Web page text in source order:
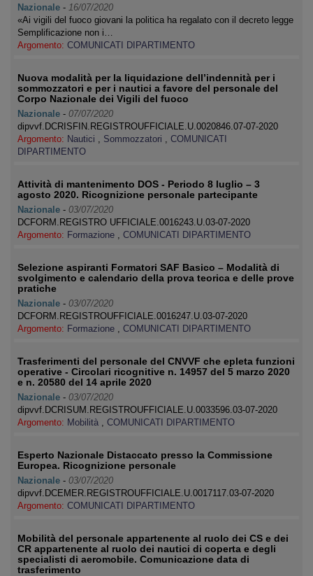
Nazionale - 16/07/2020
«Ai vigili del fuoco giovani la politica ha regalato con il decreto legge
Semplificazione non i…
Argomento: COMUNICATI DIPARTIMENTO
Nuova modalità per la liquidazione dell’indennità per i
sommozzatori e per i nautici a favore del personale del
Corpo Nazionale dei Vigili del fuoco
Nazionale - 07/07/2020
dipvvf.DCRISFIN.REGISTROUFFICIALE.U.0020846.07-07-2020
Argomento: Nautici , Sommozzatori , COMUNICATI
DIPARTIMENTO
Attività di mantenimento DOS - Periodo 8 luglio – 3
agosto 2020. Ricognizione personale partecipante
Nazionale - 03/07/2020
DCFORM.REGISTRO UFFICIALE.0016243.U.03-07-2020
Argomento: Formazione , COMUNICATI DIPARTIMENTO
Selezione aspiranti Formatori SAF Basico – Modalità di
svolgimento e calendario della prova teorica e delle prove
pratiche
Nazionale - 03/07/2020
DCFORM.REGISTROUFFICIALE.0016247.U.03-07-2020
Argomento: Formazione , COMUNICATI DIPARTIMENTO
Trasferimenti del personale del CNVVF che epleta funzioni
operative - Circolari ricognitive n. 14957 del 5 marzo 2020
e n. 20580 del 14 aprile 2020
Nazionale - 03/07/2020
dipvvf.DCRISUM.REGISTROUFFICIALE.U.0033596.03-07-2020
Argomento: Mobilità , COMUNICATI DIPARTIMENTO
Esperto Nazionale Distaccato presso la Commissione
Europea. Ricognizione personale
Nazionale - 03/07/2020
dipvvf.DCEMER.REGISTROUFFICIALE.U.0017117.03-07-2020
Argomento: COMUNICATI DIPARTIMENTO
Mobilità del personale appartenente al ruolo dei CS e dei
CR appartenente al ruolo dei nautici di coperta e degli
specialisti di aeromobile. Comunicazione data di
trasferimento